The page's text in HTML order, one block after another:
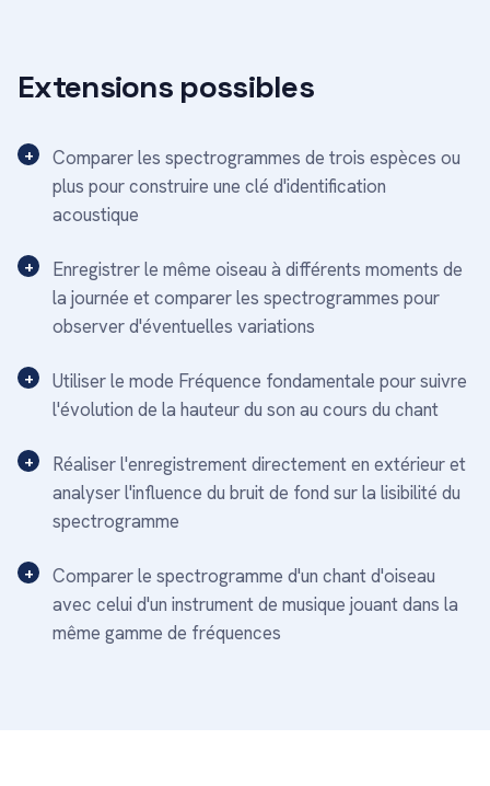
Extensions possibles
Comparer les spectrogrammes de trois espèces ou
plus pour construire une clé d'identification
acoustique
Enregistrer le même oiseau à différents moments de
la journée et comparer les spectrogrammes pour
observer d'éventuelles variations
Utiliser le mode Fréquence fondamentale pour suivre
l'évolution de la hauteur du son au cours du chant
Réaliser l'enregistrement directement en extérieur et
analyser l'influence du bruit de fond sur la lisibilité du
spectrogramme
Comparer le spectrogramme d'un chant d'oiseau
avec celui d'un instrument de musique jouant dans la
même gamme de fréquences